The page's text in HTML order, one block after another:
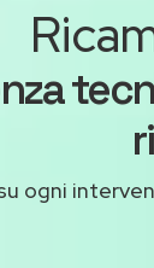
ogni